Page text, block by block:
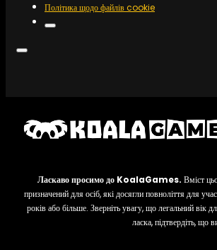
Політика щодо файлів cookie
Ласкаво просимо до KoalaGames. Вміст
призначений для осіб, які досягли повноліття для
років або більше. Зверніть увагу, що легальний вік
ласка, підтвердіть, що